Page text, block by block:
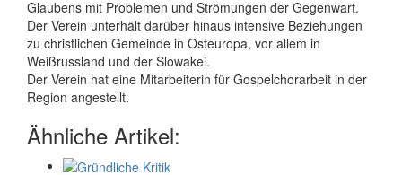
Glaubens mit Problemen und Strömungen der Gegenwart.
Der Verein unterhält darüber hinaus intensive Beziehungen
zu christlichen Gemeinde in Osteuropa, vor allem in
Weißrussland und der Slowakei.
Der Verein hat eine Mitarbeiterin für Gospelchorarbeit in der
Region angestellt.
Ähnliche Artikel: